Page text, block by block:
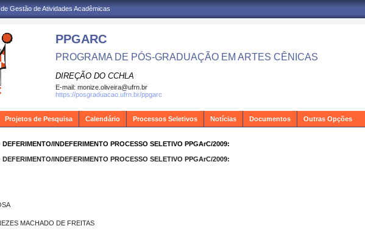
Gestão de Atividades Acadêmicas
PPGARC
PROGRAMA DE PÓS-GRADUAÇÃO EM ARTES CÊNICAS
DIREÇÃO DO CCHLA
E-mail: monize.oliveira@ufrn.br
https://posgraduacao.ufrn.br/ppgarc
Projetos de Pesquisa Calendário Processos Seletivos Notícias Documentos Outras Opções
INDEFERIMENTO PROCESSO SELETIVO PPGArC/2009:
INDEFERIMENTO PROCESSO SELETIVO PPGArC/2009:
MACHADO DE FREITAS